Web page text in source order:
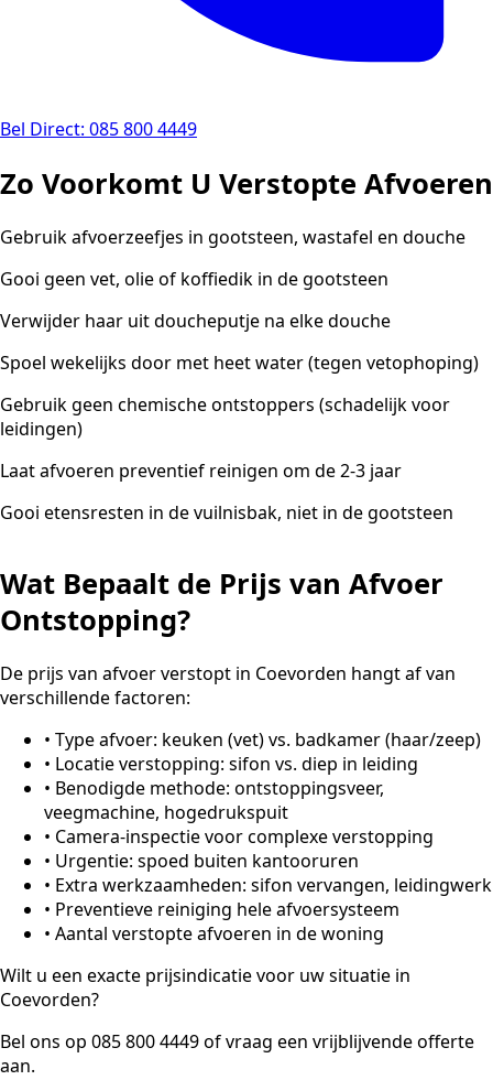
Bel Direct: 085 800 4449
Zo Voorkomt U Verstopte Afvoeren
Gebruik afvoerzeefjes in gootsteen, wastafel en douche
Gooi geen vet, olie of koffiedik in de gootsteen
Verwijder haar uit doucheputje na elke douche
Spoel wekelijks door met heet water (tegen vetophoping)
Gebruik geen chemische ontstoppers (schadelijk voor
leidingen)
Laat afvoeren preventief reinigen om de 2-3 jaar
Gooi etensresten in de vuilnisbak, niet in de gootsteen
Wat Bepaalt de Prijs van Afvoer
Ontstopping?
De prijs van afvoer verstopt in Coevorden hangt af van
verschillende factoren:
• Type afvoer: keuken (vet) vs. badkamer (haar/zeep)
• Locatie verstopping: sifon vs. diep in leiding
• Benodigde methode: ontstoppingsveer,
veegmachine, hogedrukspuit
• Camera-inspectie voor complexe verstopping
• Urgentie: spoed buiten kantooruren
• Extra werkzaamheden: sifon vervangen, leidingwerk
• Preventieve reiniging hele afvoersysteem
• Aantal verstopte afvoeren in de woning
Wilt u een exacte prijsindicatie voor uw situatie in
Coevorden?
Bel ons op 085 800 4449 of vraag een vrijblijvende offerte
aan.